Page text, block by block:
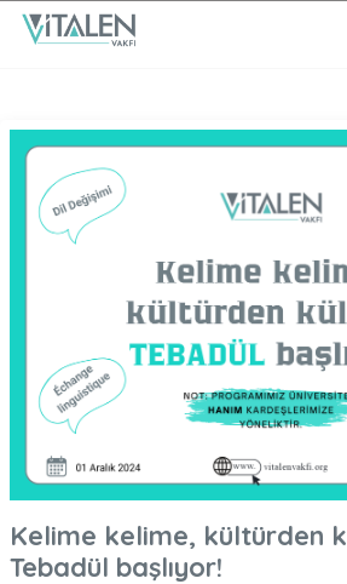
Kelime kelime, kültürden
Tebadül başlıyor!